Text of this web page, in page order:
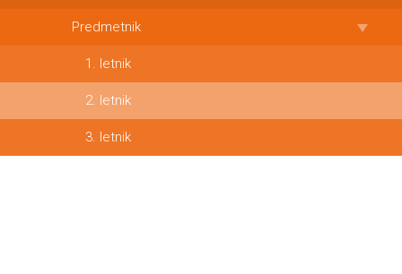
Predmetnik
1. letnik
2. letnik
3. letnik